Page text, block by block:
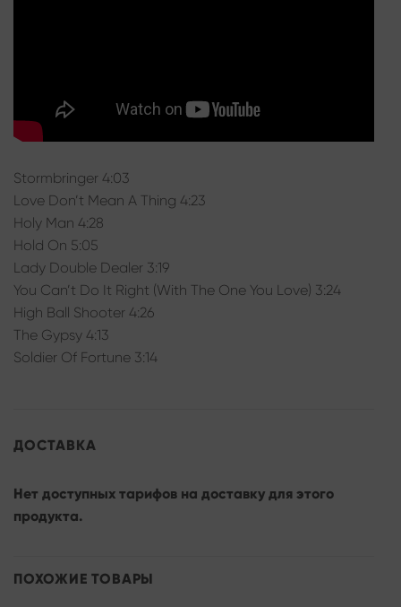
Stormbringer 4:03
Love Don’t Mean A Thing 4:23
Holy Man 4:28
Hold On 5:05
Lady Double Dealer 3:19
You Can’t Do It Right (With The One You Love) 3:24
High Ball Shooter 4:26
The Gypsy 4:13
Soldier Of Fortune 3:14
ДОСТАВКА
Нет доступных тарифов на доставку для этого
продукта.
ПОХОЖИЕ ТОВАРЫ